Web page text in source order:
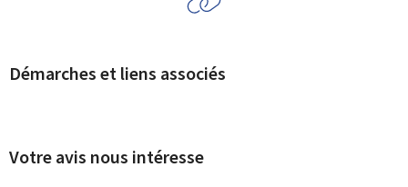
Démarches et liens associés
Votre avis nous intéresse